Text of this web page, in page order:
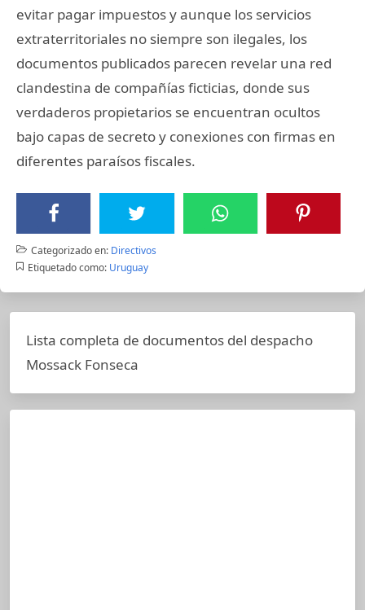
evitar pagar impuestos y aunque los servicios
extraterritoriales no siempre son ilegales, los
documentos publicados parecen revelar una red
clandestina de compañías ficticias, donde sus
verdaderos propietarios se encuentran ocultos
bajo capas de secreto y conexiones con firmas en
diferentes paraísos fiscales.
Categorizado en: Directivos
Etiquetado como: Uruguay
Lista completa de documentos del despacho
Mossack Fonseca